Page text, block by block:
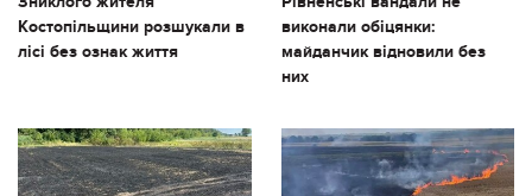
Костопільщини розшукали в
лісі без ознак життя
виконали обіцянки:
майданчик відновили без
них